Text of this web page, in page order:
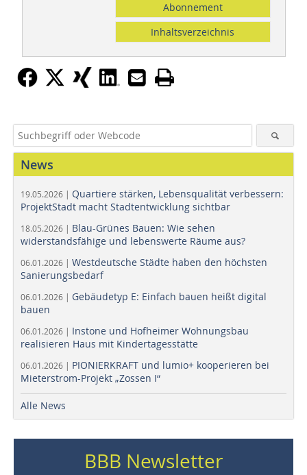
Abonnement
Inhaltsverzeichnis
News
19.05.2026 | Quartiere stärken, Lebensqualität verbessern:
ProjektStadt macht Stadtentwicklung sichtbar
18.05.2026 | Blau-Grünes Bauen: Wie sehen
widerstandsfähige und lebenswerte Räume aus?
06.01.2026 | Westdeutsche Städte haben den höchsten
Sanierungsbedarf
06.01.2026 | Gebäudetyp E: Einfach bauen heißt digital
bauen
06.01.2026 | Instone und Hofheimer Wohnungsbau
realisieren Haus mit Kindertagesstätte
06.01.2026 | PIONIERKRAFT und lumio+ kooperieren bei
Mieterstrom-Projekt „Zossen I“
Alle News
BBB Newsletter